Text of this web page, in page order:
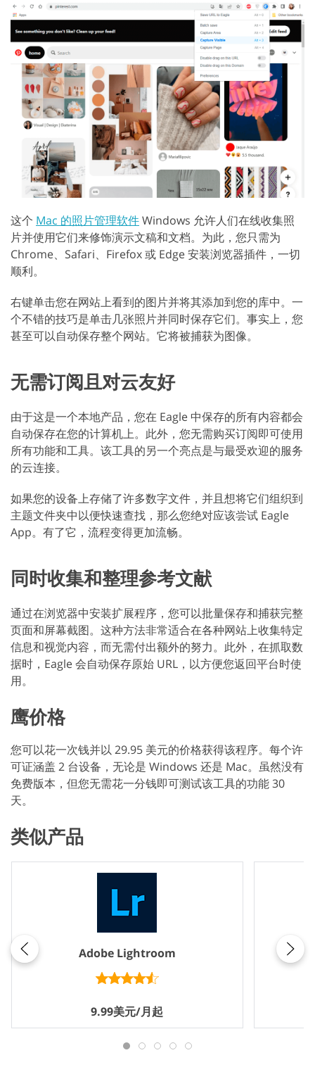
这个 Mac 的照片管理软件Windows 允许人们在线收集照
片并使用它们来修饰演示文稿和文档。为此，您只需为
Chrome、Safari、Firefox 或 Edge 安装浏览器插件，一切
顺利。
右键单击您在网站上看到的图片并将其添加到您的库中。一
个不错的技巧是单击几张照片并同时保存它们。事实上，您
甚至可以自动保存整个网站。它将被捕获为图像。
无需订阅且对云友好
由于这是一个本地产品，您在 Eagle 中保存的所有内容都会
自动保存在您的计算机上。此外，您无需购买订阅即可使用
所有功能和工具。该工具的另一个亮点是与最受欢迎的服务
的云连接。
如果您的设备上存储了许多数字文件，并且想将它们组织到
主题文件夹中以便快速查找，那么您绝对应该尝试 Eagle
App。有了它，流程变得更加流畅。
同时收集和整理参考文献
通过在浏览器中安装扩展程序，您可以批量保存和捕获完整
页面和屏幕截图。这种方法非常适合在各种网站上收集特定
信息和视觉内容，而无需付出额外的努力。此外，在抓取数
据时，Eagle 会自动保存原始 URL，以方便您返回平台时使
用。
鹰价格
您可以花一次钱并以 29.95 美元的价格获得该程序。每个许
可证涵盖 2 台设备，无论是 Windows 还是 Mac。虽然没有
免费版本，但您无需花一分钱即可测试该工具的功能 30
天。
类似产品
Adobe Lightroom
9.99美元/月起